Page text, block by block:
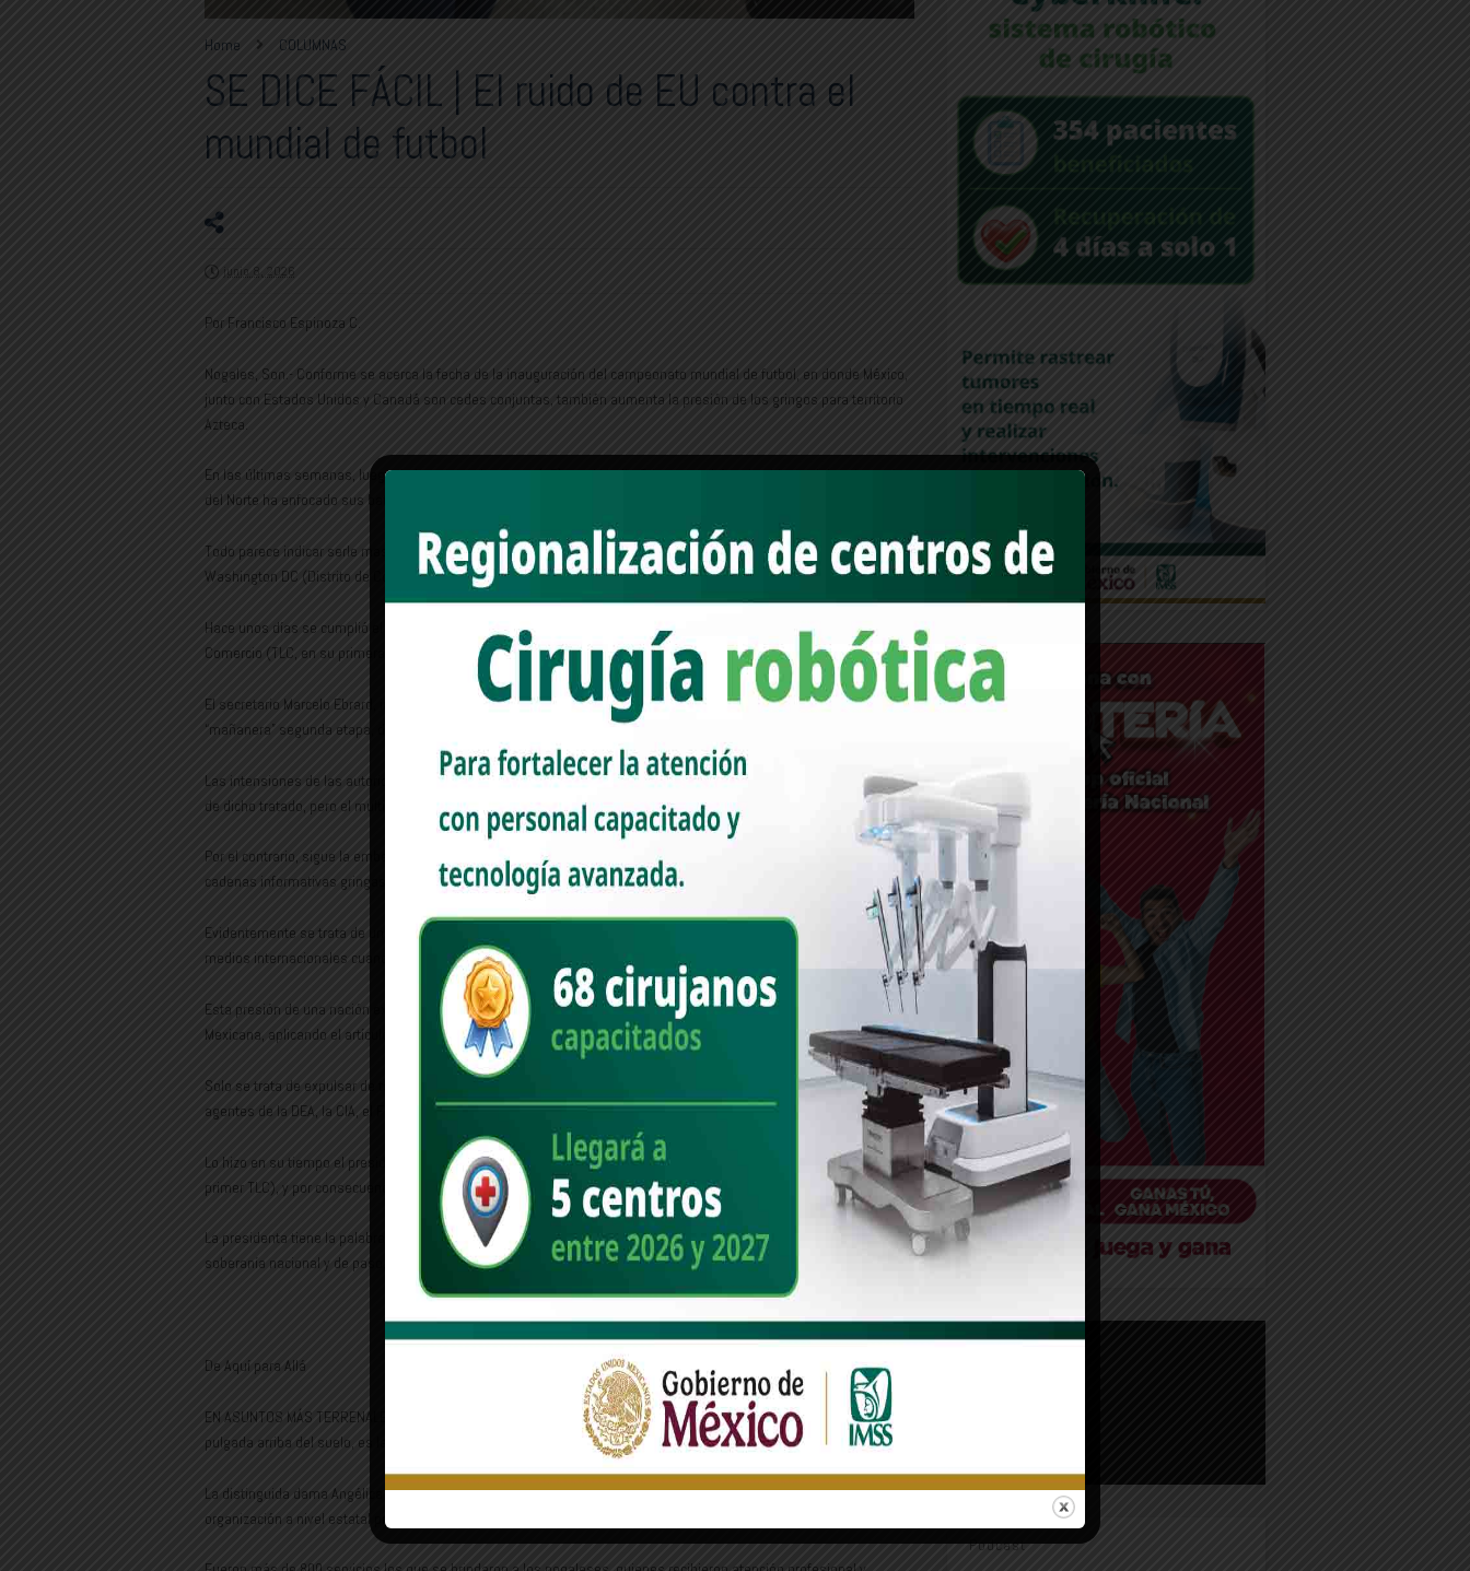
Home COLUMNAS
SE DICE FÁCIL | El ruido de EU contra el
mundial de futbol
junio 8, 2026
Por Francisco Espinoza C.
Nogales, Son.- Conforme se acerca la fecha de la inauguración del campeonato mundial de futbol, en donde México,
junto con Estados Unidos y Canadá son cedes conjuntas, también aumenta la presión de los gringos para territorio
Azteca.
En las últimas semanas, luego de la pausa y la guerra (¿?) en el Medio Oriente con Irán, el gobierno del vecino país
del Norte ha enfocado sus baterías hacia el Sur de la garita Dennis DeConcini.
Todo parece indicar serle mas redituable al principal inquilino de la Casa Blanca, allá en la calle Pensilvania de
Washington DC (Distrito de Columbia), Donald Trump, estar machacando en contra de los mexicanos.
Hace unos días se cumplió el plazo para la ratificación de los tres países involucrados en el Tratado de Libre
Comercio (TLC, en su primera edición), ahora T-Mec, en su segunda etapa.
El secretario Marcelo Ebrard, integrante del gabinete de la presidenta Claudia Sheinbaum, daba los pormenores en la
“mañanera” segunda etapa, del interés de México de prorrogar por 15 años más, el acuerdo comercial.
Las intensiones de las autoridades federales mexicanas evidentemente han estado apegadas a las reglas iniciales
de dicho tratado, pero el multimillonario gabacho metido a político, parece no importarle en lo absoluto.
Por el contrario, sigue la embestida contra las autoridades federales calificándolo de narcogobierno y de paso, las
cadenas informativas gringas siguen abordando los temas relacionados con ilegalidades.
Evidentemente se trata de una campaña negativa en contra de México, porque el país estará en la mira de los
medios internacionales cuando empiece a rodar el balón con el inicio del Mundial de Futbol 2026.
Esta presión de una nación extranjera, bien se la podría quitar de encima la primera mujer presidenta de la República
Mexicana, aplicando el artículo 33 constitucional.
Solo se trata de expulsar de territorio nacional a los extranjeros indeseables, entre los que se encuentran los
agentes de la DEA, la CIA, el FBI y de la ATF y ATM y demás siglas del gobierno americano que pululan en México.
Lo hizo en su tiempo el presidente Carlos Salinas de Gortari (Curiosamente en su mandato 1988-94, se firmó el
primer TLC), y por consecuencia, los americanos le bajaron muchas, pero muchas rayitas al trato con México.
La presidenta tiene la palabra, solo debe de actuar en consecuencia y con ello, fortalecer su política en defensa de la
soberanía nacional y de paso, dará una patada en la entrepierna de Trump.
De Aquí para Allá
EN ASUNTOS MÁS TERRENALES Y RELACIONADOS CON ESTE desbellotado pueblo, quien anda caminando una
pulgada arriba del suelo, es la coordinadora de Mujeres al 100 en Nogales.
La distinguida dama Angélica Burgos Garay, cerró con broche de oro las actividades del mes de mayo, de la
organización a nivel estatal preside Patricia Patiño, con las jornadas dentales a la comunidad.
Podcast